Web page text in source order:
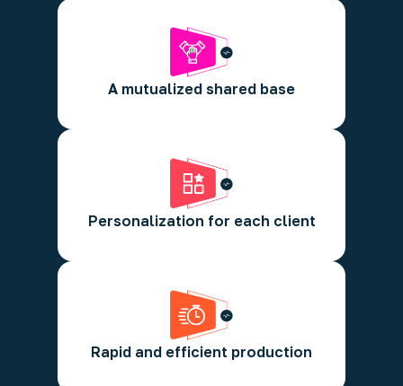
A mutualized shared base
We design a base program with essential
content, standardized modules and
multimodal content that several clients
co-finance together.
Personalization for each client
Each client has the possibility to
integrate branding, work specifications,
adaptations, for a personalized result.
Rapid and efficient production
Thanks to this shared model, production
is optimized, timelines are shortened,
costs under control and quality is
preserved.